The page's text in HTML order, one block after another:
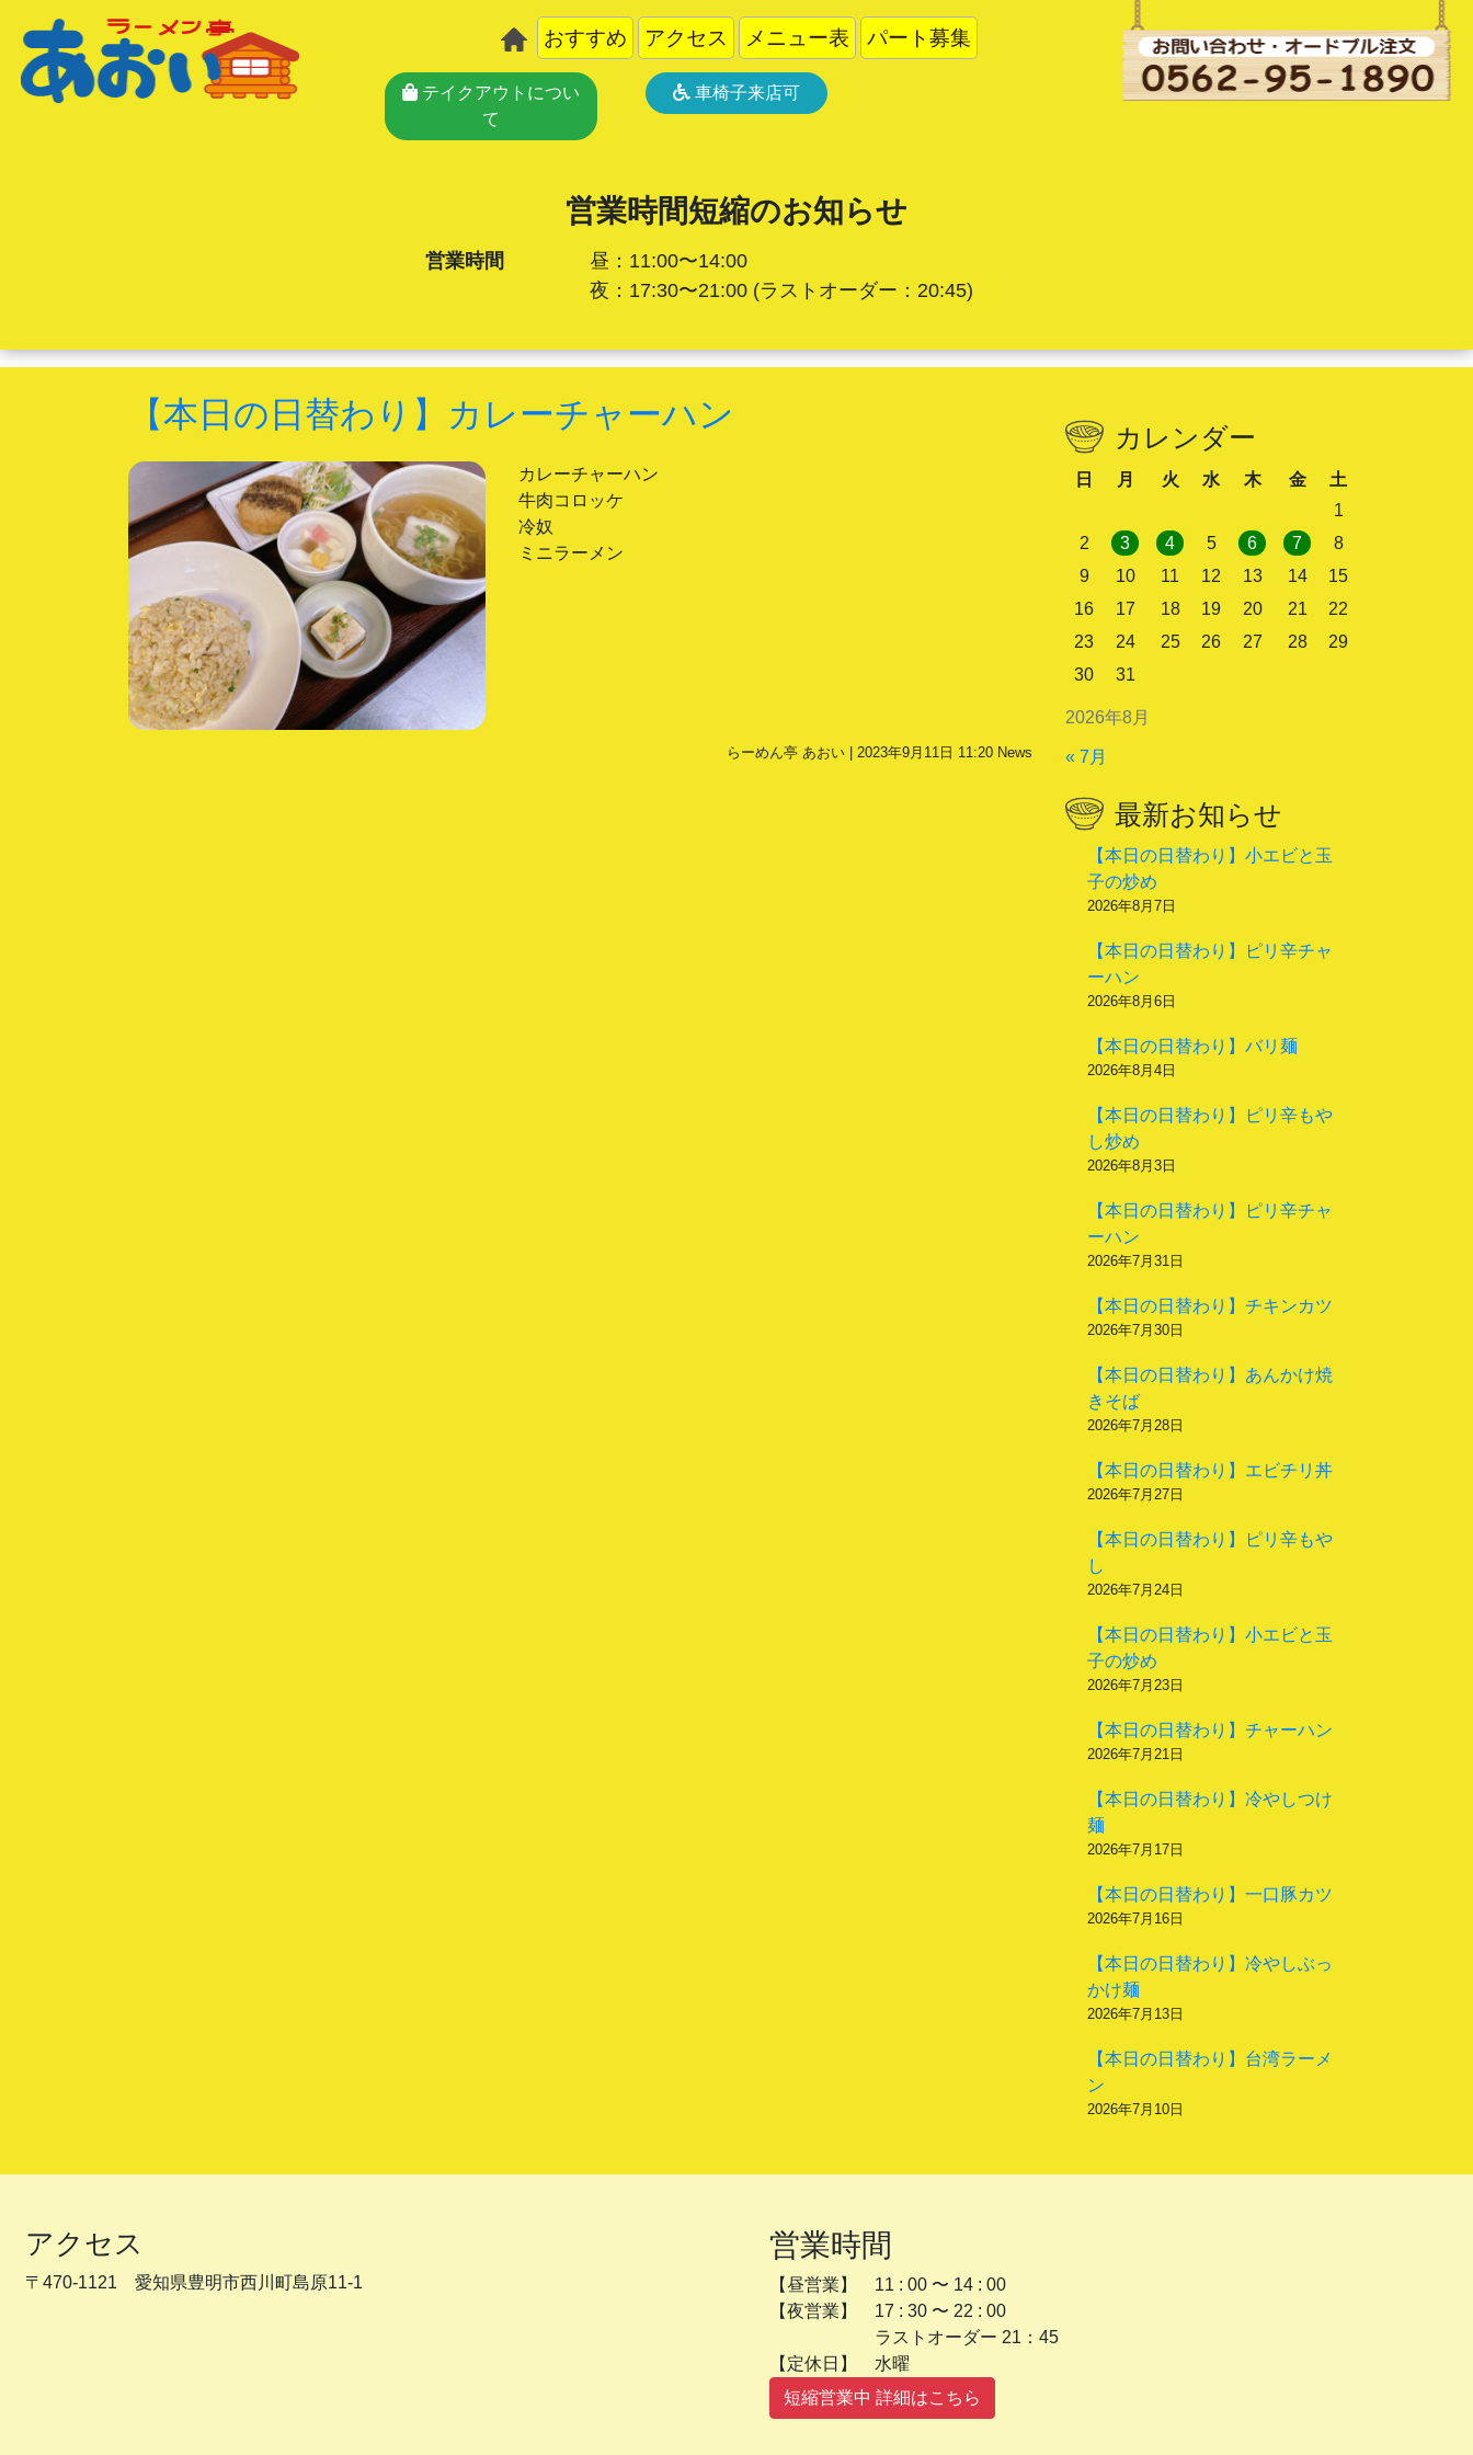
おすすめ アクセス メニュー表 パート募集
テイクアウトについ
て
車椅子来店可
営業時間短縮のお知らせ
営業時間
昼：11:00〜14:00
夜：17:30〜21:00(ラストオーダー：20:45)
【本日の日替わり】カレーチャーハン
カレーチャーハン
牛肉コロッケ
冷奴
ミニラーメン
らーめん亭 あおい | 2023年9月11日 11:20 News
カレンダー
2026年8月
日 月 火 水 木 金
土
1
2
3 4 5 6 7
8
9
10 11 12 13 14
15
16
17 18 19 20 21
22
23
24 25 26 27 28
29
30
31
« 7月
最新お知らせ
【本日の日替わり】小エビと玉
子の炒め
2026年8月7日
【本日の日替わり】ピリ辛チャ
ーハン
2026年8月6日
【本日の日替わり】バリ麺
2026年8月4日
【本日の日替わり】ピリ辛もや
し炒め
2026年8月3日
【本日の日替わり】ピリ辛チャ
ーハン
2026年7月31日
【本日の日替わり】チキンカツ
2026年7月30日
【本日の日替わり】あんかけ焼
きそば
2026年7月28日
【本日の日替わり】エビチリ丼
2026年7月27日
【本日の日替わり】ピリ辛もや
し
2026年7月24日
【本日の日替わり】小エビと玉
子の炒め
2026年7月23日
【本日の日替わり】チャーハン
2026年7月21日
【本日の日替わり】冷やしつけ
麺
2026年7月17日
【本日の日替わり】一口豚カツ
2026年7月16日
【本日の日替わり】冷やしぶっ
かけ麺
2026年7月13日
【本日の日替わり】台湾ラーメ
ン
2026年7月10日
アクセス
〒470-1121 愛知県豊明市西川町島原11-1
営業時間
【昼営業】 11 : 00 〜 14 : 00
【夜営業】 17 : 30 〜 22 : 00
ラストオーダー 21：45
【定休日】 水曜
短縮営業中 詳細はこちら